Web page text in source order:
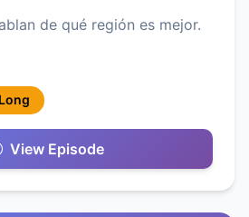
de qué región es mejor.
Long
View Episode